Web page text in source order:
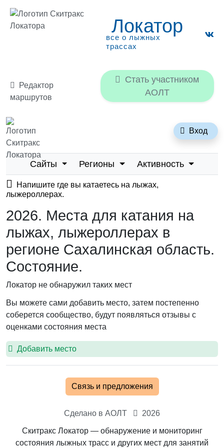
Локатор
все о лыжных
трассах
Редактор
маршрутов
АОЛТ
Вход
Сайты Регионы Активность
Напишите где вы катаетесь на лыжах,
лыжероллерах.
2026. Места для катания на
лыжах, лыжероллерах в
регионе Сахалинская область.
Состояние.
Локатор не обнаружил таких мест
Вы можете сами добавить место, затем постепенно
соберется сообщество, будут появляться отзывы с
оценками состояния места
Добавить место
Связь и предложения
Сделано в АОЛТ 2026
Скитракс Локатор — обнаружение и мониторинг
состояния лыжных трасс и других мест для занятий